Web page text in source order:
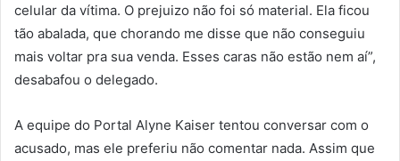
celular da vítima. O prejuizo não foi só material. Ela ficou
tão abalada, que chorando me disse que não conseguiu
mais voltar pra sua venda. Esses caras não estão nem aí”,
desabafou o delegado.
A equipe do Portal Alyne Kaiser tentou conversar com o
acusado, mas ele preferiu não comentar nada. Assim que